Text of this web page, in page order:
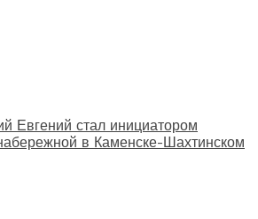
Евгений стал инициатором
в Каменске-Шахтинском